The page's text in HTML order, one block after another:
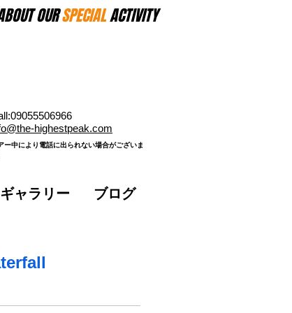
OURSPECIALACTIVITY
highestpeak.com
ー中により電話に出られない場合がございま
ギャラリー ブログ